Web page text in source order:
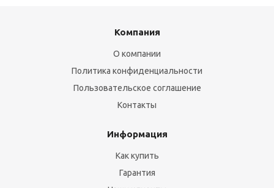
Компания
О компании
Политика конфиденциальности
Пользовательское соглашение
Контакты
Информация
Как купить
Гарантия